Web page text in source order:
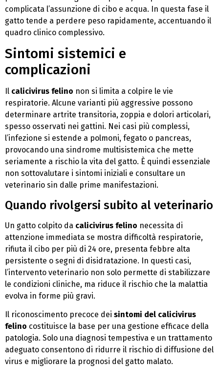
complicata l’assunzione di cibo e acqua. In questa fase il
gatto tende a perdere peso rapidamente, accentuando il
quadro clinico complessivo.
Sintomi sistemici e
complicazioni
Il calicivirus felino non si limita a colpire le vie
respiratorie. Alcune varianti più aggressive possono
determinare artrite transitoria, zoppia e dolori articolari,
spesso osservati nei gattini. Nei casi più complessi,
l’infezione si estende a polmoni, fegato o pancreas,
provocando una sindrome multisistemica che mette
seriamente a rischio la vita del gatto. È quindi essenziale
non sottovalutare i sintomi iniziali e consultare un
veterinario sin dalle prime manifestazioni.
Quando rivolgersi subito al veterinario
Un gatto colpito da calicivirus felino necessita di
attenzione immediata se mostra difficoltà respiratorie,
rifiuta il cibo per più di 24 ore, presenta febbre alta
persistente o segni di disidratazione. In questi casi,
l’intervento veterinario non solo permette di stabilizzare
le condizioni cliniche, ma riduce il rischio che la malattia
evolva in forme più gravi.
Il riconoscimento precoce dei sintomi del calicivirus
felino costituisce la base per una gestione efficace della
patologia. Solo una diagnosi tempestiva e un trattamento
adeguato consentono di ridurre il rischio di diffusione del
virus e migliorare la prognosi del gatto malato.